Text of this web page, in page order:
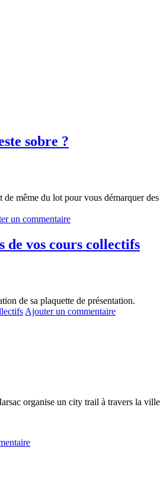
sobre ?
même du lot pour vous démarquer
un commentaire
de vos cours collectifs
de sa plaquette de présentation.
Ajouter un commentaire
organise un city trail à travers la